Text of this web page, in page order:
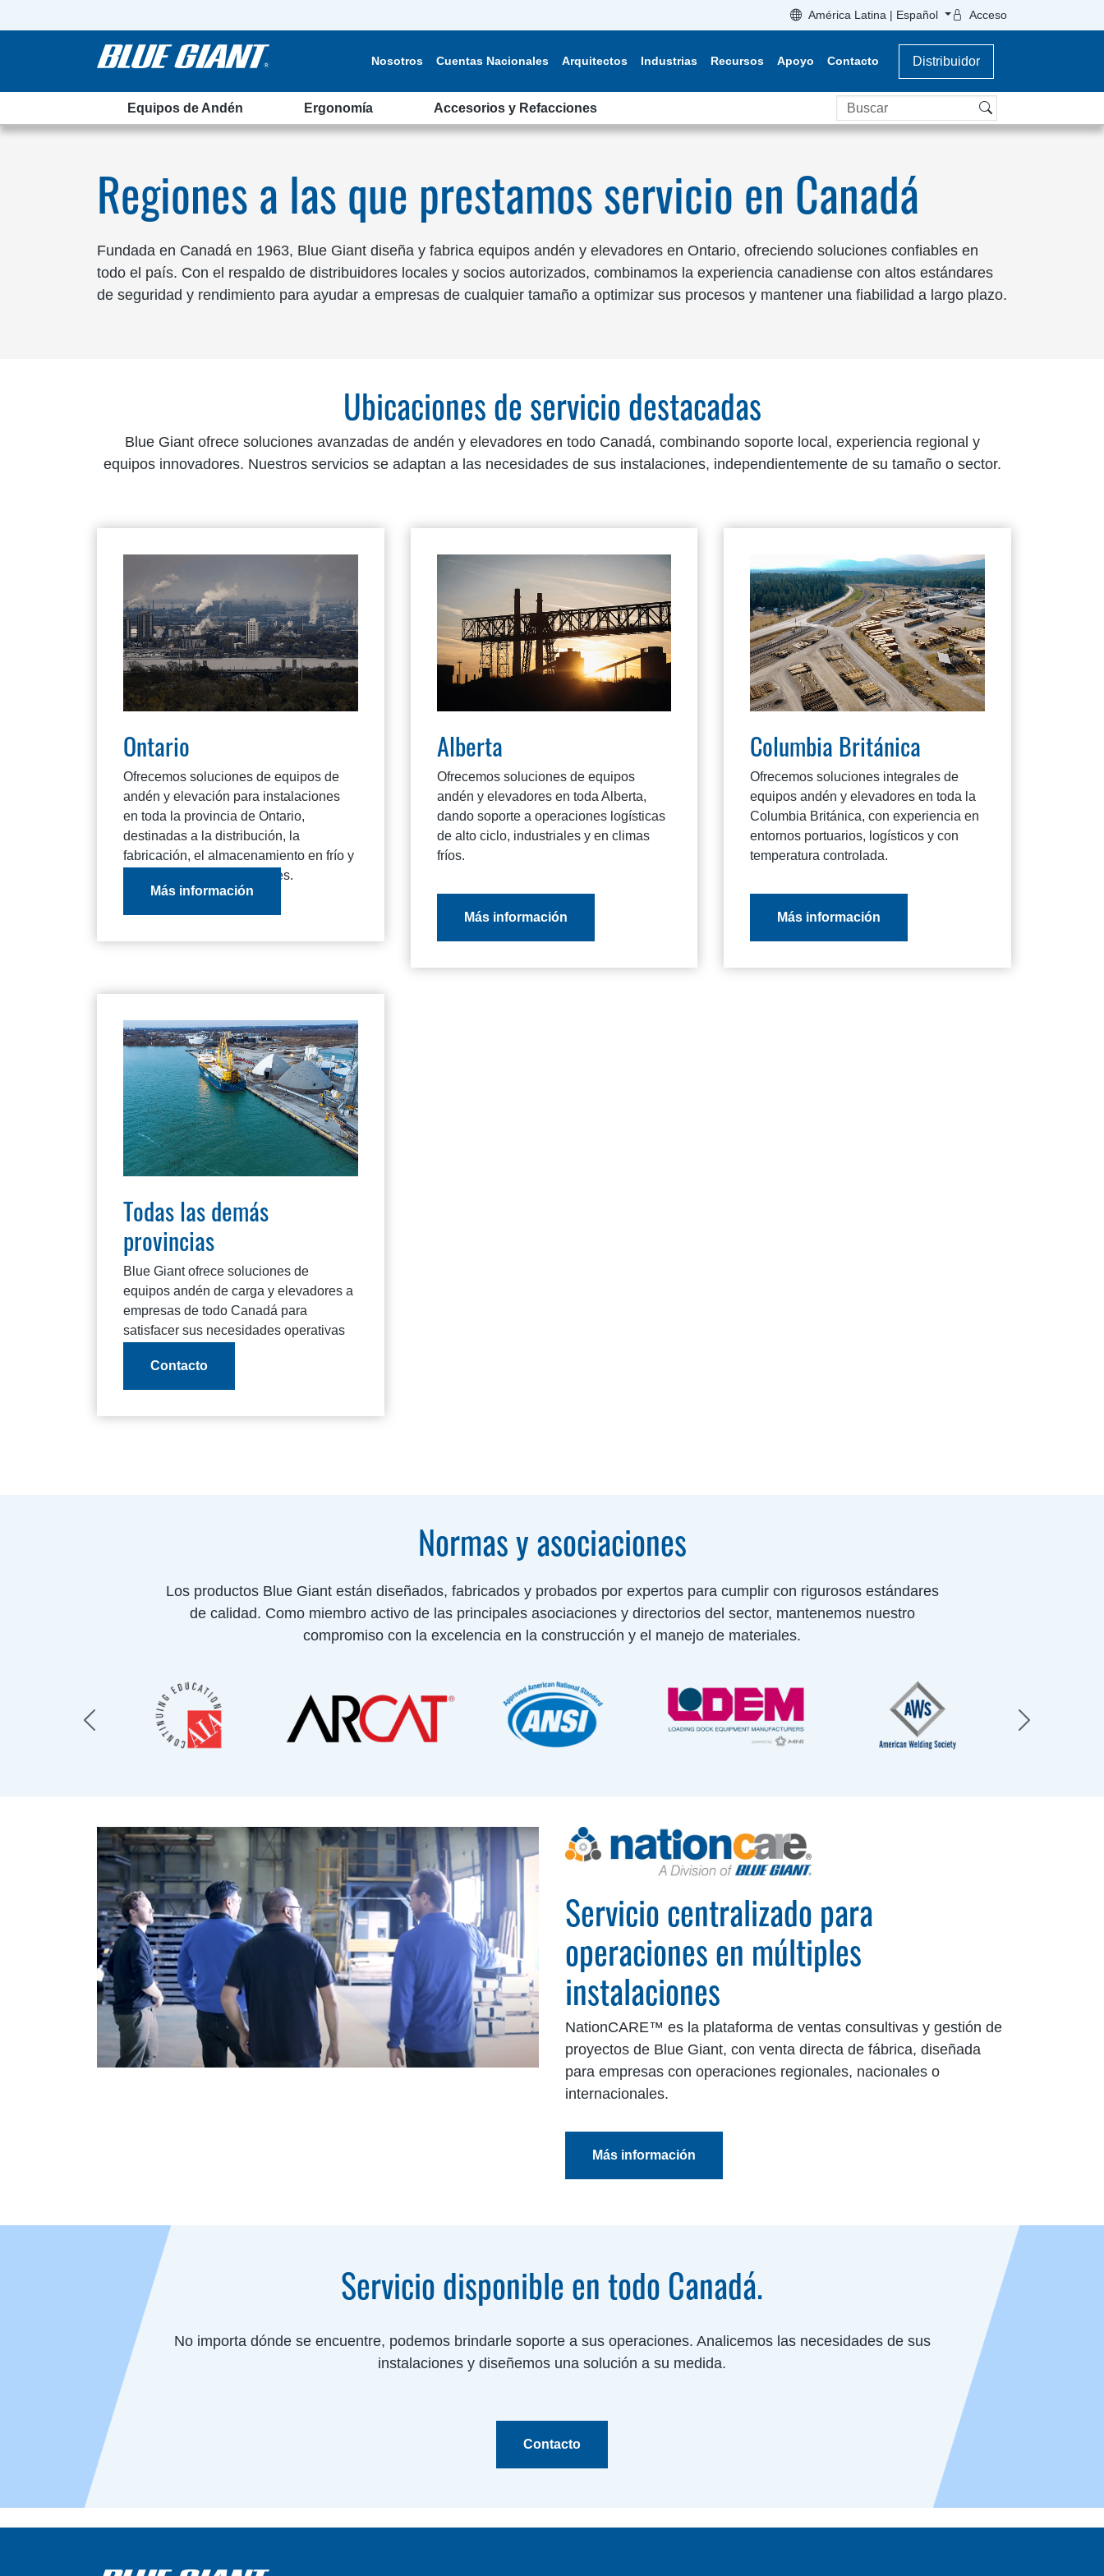
América Latina | Español Acceso
Nosotros Cuentas Nacionales Arquitectos Industrias Recursos Apoyo Contacto Distribuidor
Equipos de Andén Ergonomía Accesorios y Refacciones
Buscar
Regiones a las que prestamos servicio en Canadá
Fundada en Canadá en 1963, Blue Giant diseña y fabrica equipos andén y elevadores en Ontario, ofreciendo soluciones confiables en
todo el país. Con el respaldo de distribuidores locales y socios autorizados, combinamos la experiencia canadiense con altos estándares
de seguridad y rendimiento para ayudar a empresas de cualquier tamaño a optimizar sus procesos y mantener una fiabilidad a largo plazo.
Ubicaciones de servicio destacadas
Blue Giant ofrece soluciones avanzadas de andén y elevadores en todo Canadá, combinando soporte local, experiencia regional y
equipos innovadores. Nuestros servicios se adaptan a las necesidades de sus instalaciones, independientemente de su tamaño o sector.
Ontario
Ofrecemos soluciones de equipos de
andén y elevación para instalaciones
en toda la provincia de Ontario,
destinadas a la distribución, la
fabricación, el almacenamiento en frío y
las operaciones comerciales.
Más información
Alberta
Ofrecemos soluciones de equipos
andén y elevadores en toda Alberta,
dando soporte a operaciones logísticas
de alto ciclo, industriales y en climas
fríos.
Más información
Columbia Británica
Ofrecemos soluciones integrales de
equipos andén y elevadores en toda la
Columbia Británica, con experiencia en
entornos portuarios, logísticos y con
temperatura controlada.
Más información
Todas las demás
provincias
Blue Giant ofrece soluciones de
equipos andén de carga y elevadores a
empresas de todo Canadá para
satisfacer sus necesidades operativas
Contacto
Normas y asociaciones
Los productos Blue Giant están diseñados, fabricados y probados por expertos para cumplir con rigurosos estándares
de calidad. Como miembro activo de las principales asociaciones y directorios del sector, mantenemos nuestro
compromiso con la excelencia en la construcción y el manejo de materiales.
Servicio centralizado para
operaciones en múltiples
instalaciones
NationCARE™ es la plataforma de ventas consultivas y gestión de
proyectos de Blue Giant, con venta directa de fábrica, diseñada
para empresas con operaciones regionales, nacionales o
internacionales.
Más información
Servicio disponible en todo Canadá.
No importa dónde se encuentre, podemos brindarle soporte a sus operaciones. Analicemos las necesidades de sus
instalaciones y diseñemos una solución a su medida.
Contacto